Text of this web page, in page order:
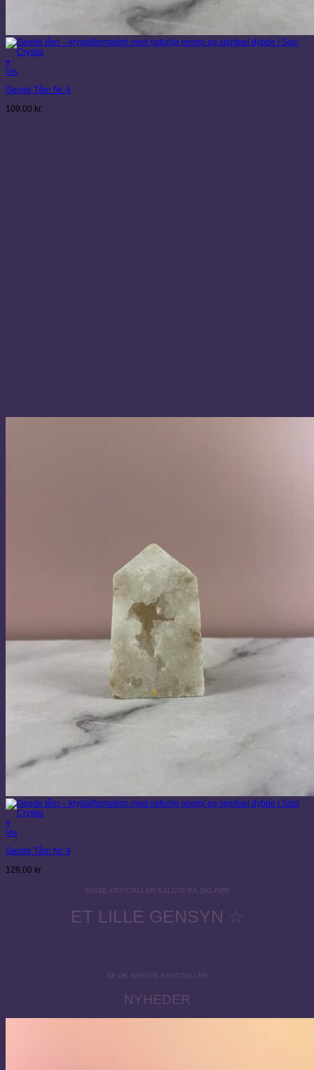
+
Vis
Geode Tårn Nr. 4
109,00 kr.
+
Vis
Geode Tårn Nr. 9
129,00 kr.
DISSE KRYSTALLER KALDTE PÅ DIG FØR
ET LILLE GENSYN ☆
SE DE NYESTE KRYSTALLER
NYHEDER